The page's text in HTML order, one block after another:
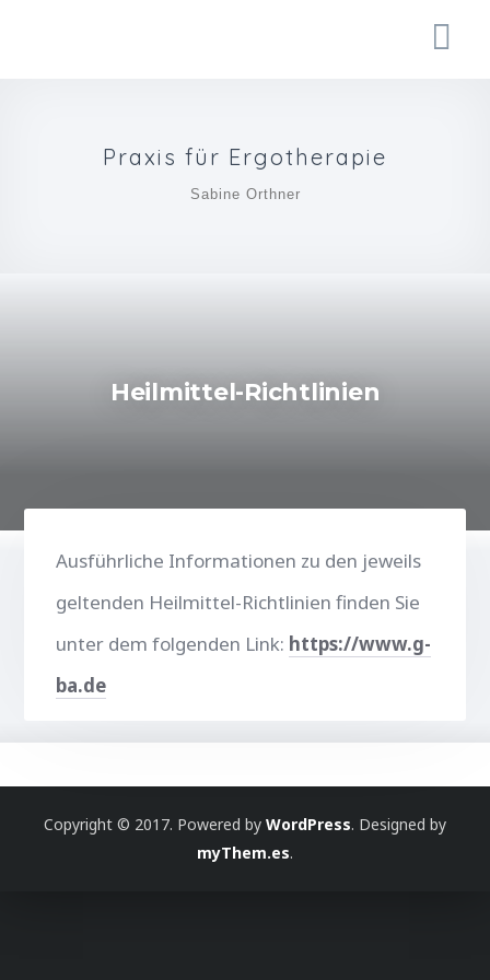
Praxis für Ergotherapie
Sabine Orthner
Heilmittel-Richtlinien
Ausführliche Informationen zu den jeweils
geltenden Heilmittel-Richtlinien finden Sie
unter dem folgenden Link: https://www.g-
ba.de
Copyright © 2017. Powered by WordPress. Designed by
myThem.es.